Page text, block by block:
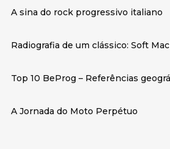
A sina do rock progressivo italiano
Radiografia de um clássico: Soft
Top 10 BeProg – Referências
A Jornada do Moto Perpétuo